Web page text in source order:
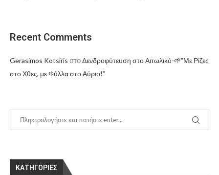
Recent Comments
Gerasimos Kotsiris στοΔενδροφύτευση στο Αιτωλικό-🌱”Με Ρίζες
στο Χθες, με Φύλλα στο Αύριο!”
KΑΤΗΓΟΡΊΕΣ